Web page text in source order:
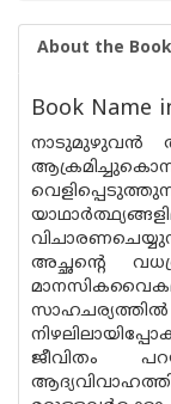
About the Book
Book Name
നാടുമുഴുവന്‍
അച്ഛന്റെ
ജീവിതം